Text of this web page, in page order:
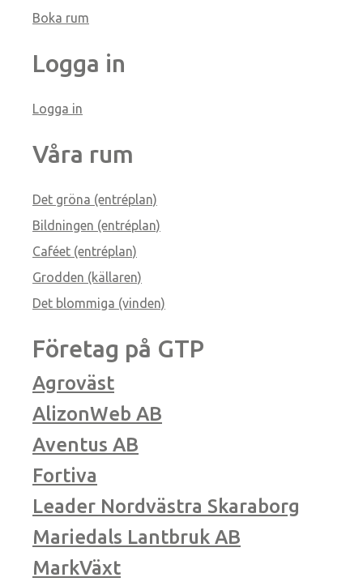
Boka rum
Logga in
Logga in
Våra rum
Det gröna (entréplan)
Bildningen (entréplan)
Caféet (entréplan)
Grodden (källaren)
Det blommiga (vinden)
Företag på GTP
Agroväst
AlizonWeb AB
Aventus AB
Fortiva
Leader Nordvästra Skaraborg
Mariedals Lantbruk AB
MarkVäxt